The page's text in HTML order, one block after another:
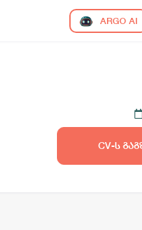
ARGO AI
CV-ს